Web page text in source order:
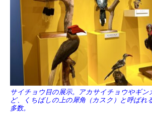
サイチョウ目の展示。アカサイチョウやギ
ど、くちばしの上の犀角（カスク）と呼ばれ
多数。